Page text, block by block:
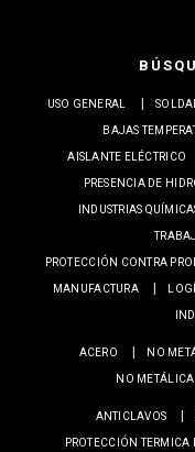
USO GENERAL
BAJAS
AISLANTE ELÉCTRICO
PRESENCIA DE
INDUSTRIAS
PROTECCIÓN CONTRA
MANUFACTURA
ACERO NO
NO
ANTICLAVOS
PROTECCIÓN TERMICA